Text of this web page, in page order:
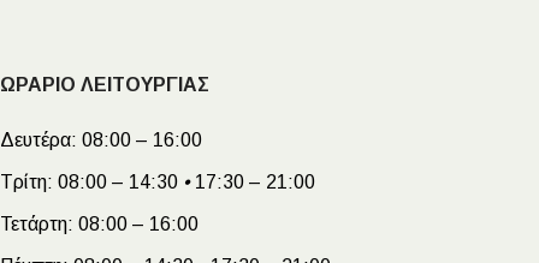
ΩΡΑΡΙΟ ΛΕΙΤΟΥΡΓΙΑΣ
Δευτέρα: 08:00 – 16:00
Τρίτη: 08:00 – 14:30 •17:30 – 21:00
Τετάρτη: 08:00 – 16:00